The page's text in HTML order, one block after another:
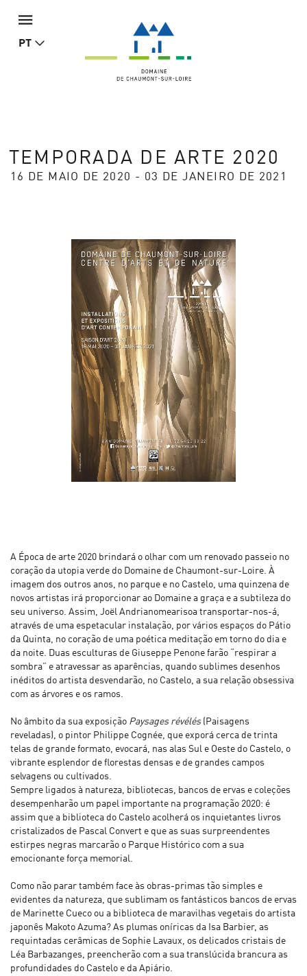
PT
TEMPORADA DE ARTE 2020
16 DE MAIO DE 2020 - 03 DE JANEIRO DE 2021
A Época de arte 2020 brindará o olhar com um renovado passeio no
coração da utopia verde do Domaine de Chaumont-sur-Loire. À
imagem dos outros anos, no parque e no Castelo, uma quinzena de
novos artistas irá proporcionar ao Domaine a graça e a subtileza do
seu universo. Assim, Joël Andrianomearisoa transportar-nos-á,
através de uma espetacular instalação, por vários espaços do Pátio
da Quinta, no coração de uma poética meditação em torno do dia e
da noite. Duas esculturas de Giuseppe Penone farão “respirar a
sombra” e atravessar as aparências, quando sublimes desenhos
inéditos do artista desvendarão, no Castelo, a sua relação obsessiva
com as árvores e os ramos.
No âmbito da sua exposição Paysages révélés (Paisagens
reveladas), o pintor Philippe Cognée, que exporá cerca de trinta
telas de grande formato, evocará, nas alas Sul e Oeste do Castelo, o
vibrante esplendor de florestas densas e de grandes campos
selvagens ou cultivados.
Sempre ligados à natureza, bibliotecas, bancos de ervas e coleções
desempenharão um papel importante na programação 2020: é
assim que a biblioteca do Castelo acolherá os inquietantes livros
cristalizados de Pascal Convert e que as suas surpreendentes
estirpes negras marcarão o Parque Histórico com a sua
emocionante força memorial.
Como não parar também face às obras-primas tão simples e
evidentes da natureza, que sublimam os fantásticos bancos de ervas
de Marinette Cueco ou a biblioteca de maravilhas vegetais do artista
japonês Makoto Azuma? As plumas oníricas da Isa Barbier, as
requintadas cerâmicas de Sophie Lavaux, os delicados cristais de
Léa Barbazanges, preencherão com a sua translúcida brancura as
profundidades do Castelo e da Apiário.